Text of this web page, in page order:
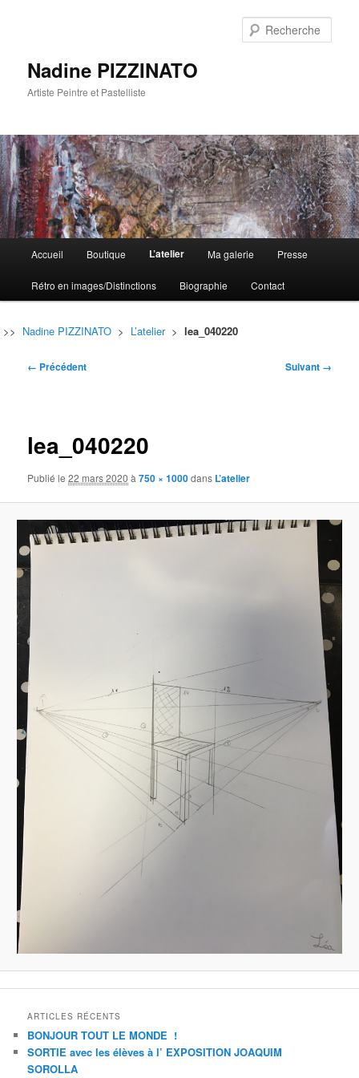
Nadine PIZZINATO
Artiste Peintre et Pastelliste
principal
Aller
au
contenu
principal
Aller
au
contenu
secondaire
Accueil Boutique L’atelier Ma galerie Presse
Rétro en images/Distinctions Biographie Contact
>> Nadine PIZZINATO > L’atelier> lea_040220
Navigation
← Précédent Suivant →
lea_040220
Publié le22 mars 2020 à750 × 1000dans L’atelier
ARTICLES RÉCENTS
BONJOUR TOUT LE MONDE !
SORTIE avec les élèves à l’ EXPOSITION JOAQUIM
SOROLLA